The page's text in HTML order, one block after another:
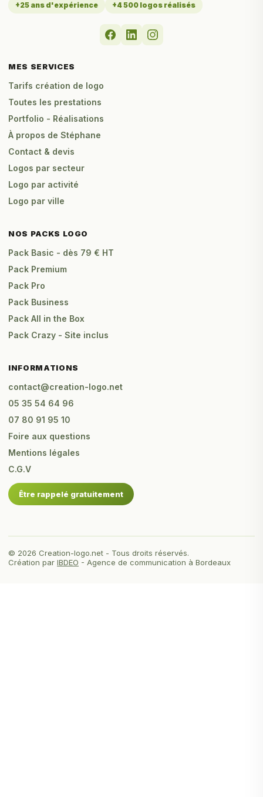
+25 ans d'expérience +4 500 logos réalisés
MES SERVICES
Tarifs création de logo
Toutes les prestations
Portfolio - Réalisations
À propos de Stéphane
Contact & devis
Logos par secteur
Logo par activité
Logo par ville
NOS PACKS LOGO
Pack Basic - dès 79 € HT
Pack Premium
Pack Pro
Pack Business
Pack All in the Box
Pack Crazy - Site inclus
INFORMATIONS
contact@creation-logo.net
05 35 54 64 96
07 80 91 95 10
Foire aux questions
Mentions légales
C.G.V
Être rappelé gratuitement
© 2026 Creation-logo.net - Tous droits réservés.
Création par IBDEO - Agence de communication à Bordeaux